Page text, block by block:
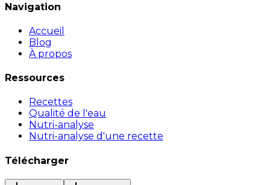
Navigation
Accueil
Blog
À propos
Ressources
Recettes
Qualité de l'eau
Nutri-analyse
Nutri-analyse d'une recette
Télécharger